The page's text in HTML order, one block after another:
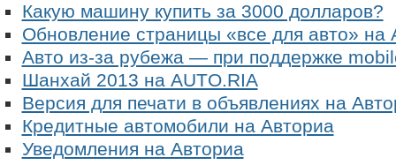
Какую машину купить за 3000 долларов?
Обновление страницы «все для авто» на
Авто из-за рубежа — при поддержке
Шанхай 2013 на AUTO.RIA
Версия для печати в объявлениях на
Кредитные автомобили на Авториа
Уведомления на Авториа